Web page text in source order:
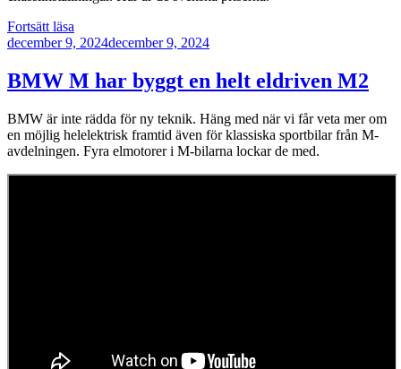
Fortsätt läsa
M3
Touring
–
hk
kombi”
Publicerat
december 9, 2024december 9, 2024
BMW M har byggt en helt eldriven M2
BMW är inte rädda för ny teknik. Häng med när vi får veta mer om
en möjlig helelektrisk framtid även för klassiska sportbilar från M-
avdelningen. Fyra elmotorer i M-bilarna lockar de med.